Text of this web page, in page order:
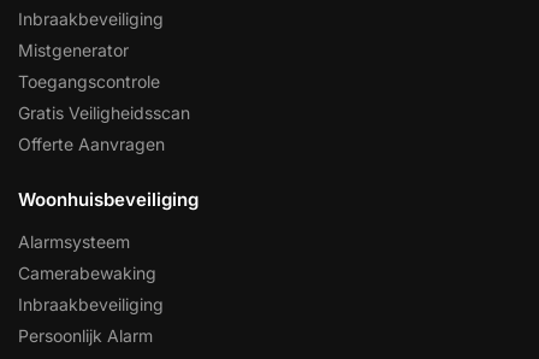
Inbraakbeveiliging
Mistgenerator
Toegangscontrole
Gratis Veiligheidsscan
Offerte Aanvragen
Woonhuisbeveiliging
Alarmsysteem
Camerabewaking
Inbraakbeveiliging
Persoonlijk Alarm